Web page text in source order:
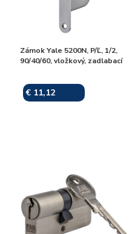
Zámok Yale 5200N, P/Ľ, 1/2,
90/40/60, vložkový, zadlabací
€ 11,12